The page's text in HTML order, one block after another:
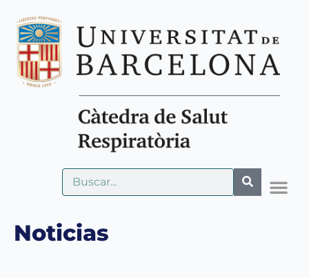
Noticias